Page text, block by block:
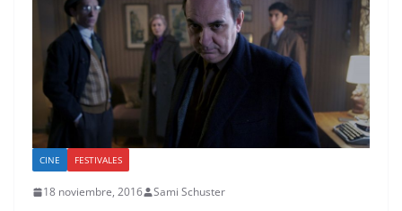
CINE FESTIVALES
18 noviembre, 2016 Sami Schuster